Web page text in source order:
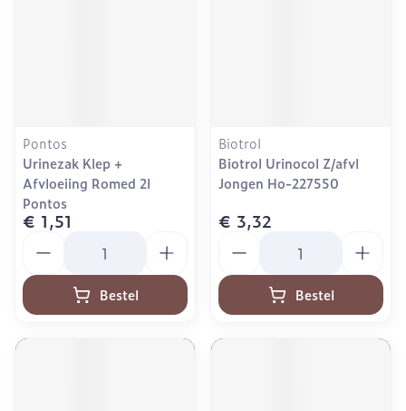
Pontos
Urinezak Klep +
Afvloeiing Romed 2l
Pontos
€ 1,51
Bestel
Biotrol
Biotrol Urinocol Z/afvl
Jongen Ho-227550
€ 3,32
Bestel